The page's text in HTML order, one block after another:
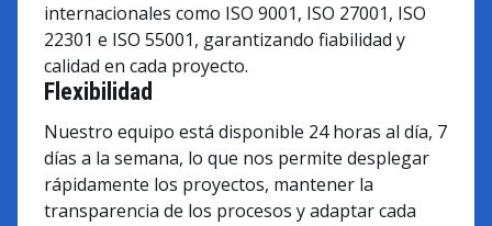
internacionales como ISO 9001, ISO 27001, ISO
22301 e ISO 55001, garantizando fiabilidad y
calidad en cada proyecto.
Flexibilidad
Nuestro equipo está disponible 24 horas al día, 7
días a la semana, lo que nos permite desplegar
rápidamente los proyectos, mantener la
transparencia de los procesos y adaptar cada